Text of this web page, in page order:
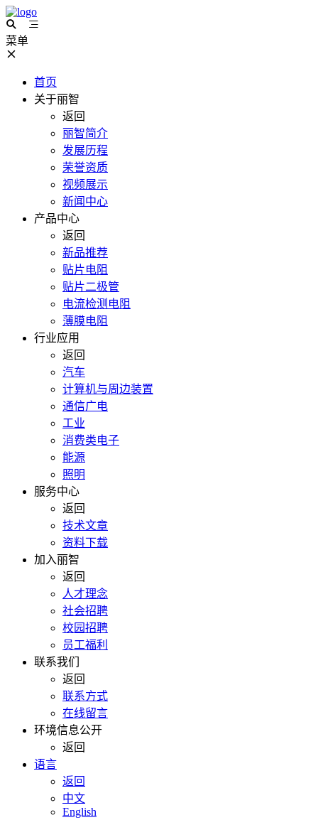
菜单
首页
关于丽智
返回
丽智简介
发展历程
荣誉资质
视频展示
新闻中心
产品中心
返回
新品推荐
贴片电阻
贴片二极管
电流检测电阻
薄膜电阻
行业应用
返回
汽车
计算机与周边装置
通信广电
工业
消费类电子
能源
照明
服务中心
返回
技术文章
资料下载
加入丽智
返回
人才理念
社会招聘
校园招聘
员工福利
联系我们
返回
联系方式
在线留言
环境信息公开
返回
语言
返回
中文
English